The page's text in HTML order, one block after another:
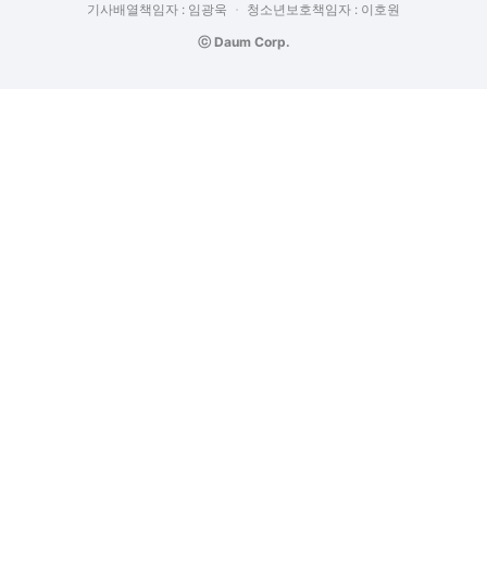
기사배열책임자 : 임광욱
청소년보호책임자 : 이호원
ⓒ Daum Corp.